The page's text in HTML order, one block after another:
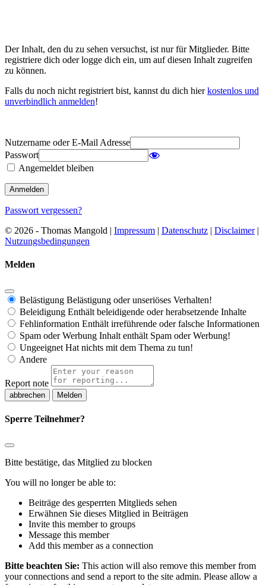
Der Inhalt, den du zu sehen versuchst, ist nur für Mitglieder. Bitte
registriere dich oder logge dich ein, um auf diesen Inhalt zugreifen
zu können.
Falls du noch nicht registriert bist, kannst du dich hierkostenlos und
unverbindlich anmelden!
Nutzername oder E-Mail Adresse
Passwort
Angemeldet bleiben
Passwort vergessen?
© 2026 - Thomas Mangold | Impressum | Datenschutz | Disclaimer|
Nutzungsbedingungen
Melden
Belästigung Belästigung oder unseriöses Verhalten!
Beleidigung Enthält beleidigende oder herabsetzende Inhalte
Fehlinformation Enthält irreführende oder falsche Informationen
Spam oder Werbung Inhalt enthält Spam oder Werbung!
Ungeeignet Hat nichts mit dem Thema zu tun!
Andere
Report note
Melden
Sperre Teilnehmer?
Bitte bestätige, das Mitglied zu blocken
You will no longer be able to:
Beiträge des gesperrten Mitglieds sehen
Erwähnen Sie dieses Mitglied in Beiträgen
Invite this member to groups
Message this member
Add this member as a connection
Bitte beachten Sie: This action will also remove this member from
your connections and send a report to the site admin. Please allow a